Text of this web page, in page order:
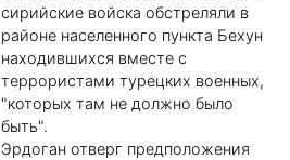
сирийские войска обстреляли в
районе населенного пункта Бехун
находившихся вместе с
террористами турецких военных,
"которых там не должно было
быть".
Эрдоган отверг предположения